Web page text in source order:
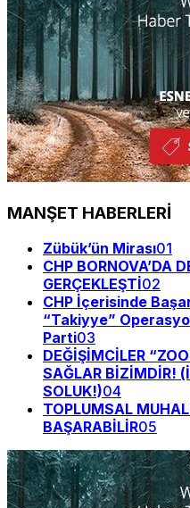
MANŞET HABERLERİ
Zübük’ün Mirası01
CHP BORNOVA’DA
GERÇEKLEŞTİ02
CHP İçerisinde
“Takiyye”
Parti03
DEĞİŞİMCİLER
SAĞLAR BİZİMDİR!
SOLUK!)04
TOPLUMSAL
BAŞARABİLİR05